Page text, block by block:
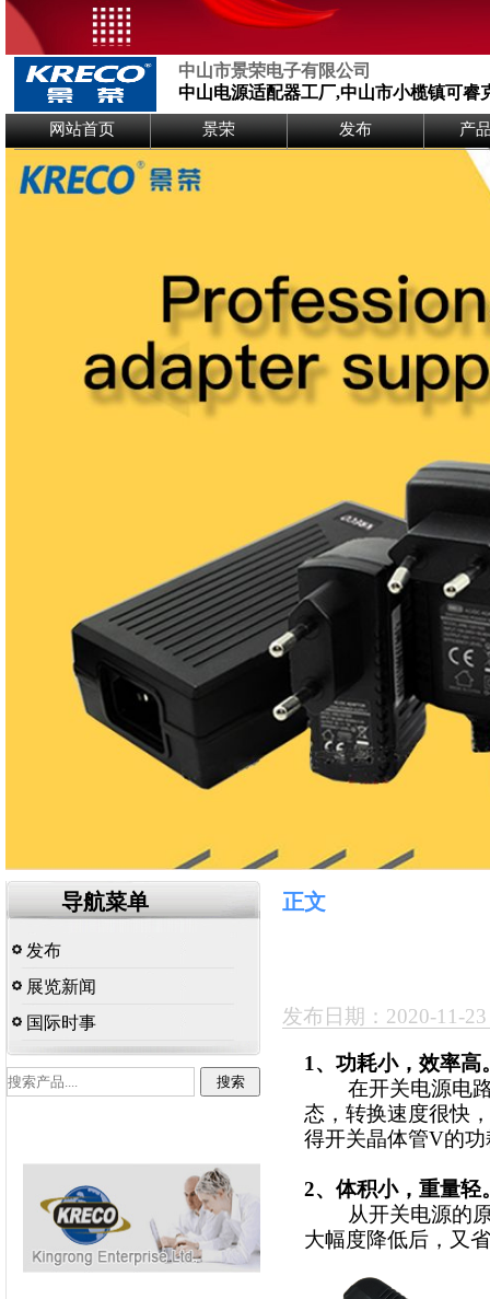
Logo Picture
中山市景荣电子有限公司
中山电源适配器工厂,中山市小榄镇可睿
网站首页 景荣 发布 产
导航菜单
发布
展览新闻
国际时事
正文
发布日期：2020-11-
1、功耗小，效率高
在开关电源电路
态，转换速度很快
得开关晶体管V的
2、体积小，重量轻
从开关电源的原
大幅度降低后，又